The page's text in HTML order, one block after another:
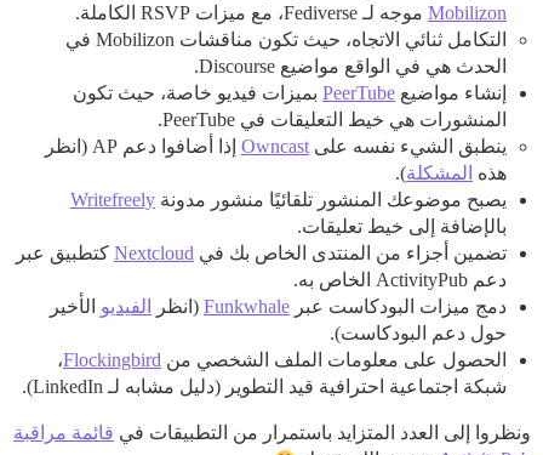
Mobilizon موجه لـ Fediverse، مع ميزات RSVP الكاملة.
التكامل ثنائي الاتجاه، حيث تكون مناقشات Mobilizon في
الحدث هي في الواقع مواضيع Discourse.
إنشاء مواضيع PeerTube بميزات فيديو خاصة، حيث تكون
المنشورات هي خيط التعليقات في PeerTube.
ينطبق الشيء نفسه على Owncast
إذا أضافوا دعم AP (انظر
هذه المشكلة).
يصبح موضوعك المنشور تلقائيًا منشور مدونة Writefreely
بالإضافة إلى خيط تعليقات.
تضمين أجزاء من المنتدى الخاص بك في Nextcloud كتطبيق عبر
دعم ActivityPub الخاص به.
دمج ميزات البودكاست عبر Funkwhale (انظر الفيديو الأخير
حول دعم البودكاست).
الحصول على معلومات الملف الشخصي من Flockingbird،
شبكة اجتماعية احترافية قيد التطوير (دليل مشابه لـ LinkedIn).
ونظروا إلى العدد المتزايد باستمرار من التطبيقات في قائمة مراقبة